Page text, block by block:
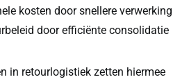
kosten door snellere verwerking
door efficiënte consolidatie
in retourlogistiek zetten hiermee